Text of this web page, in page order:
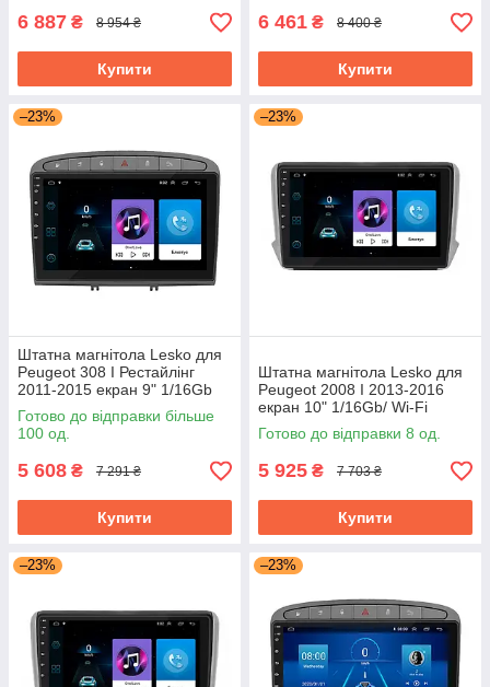
6 887 ₴ 8 954 ₴
Купити
6 461 ₴ 8 400 ₴
Купити
–23%
Штатна магнітола Lesko для
Peugeot 308 I Рестайлінг
2011-2015 екран 9" 1/16Gb
Grey/Wi-Fi Optima GPS
Android
Готово до відправки більше
100 од.
5 608 ₴ 7 291 ₴
Купити
–23%
Штатна магнітола Lesko для
Peugeot 2008 I 2013-2016
екран 10" 1/16Gb/ Wi-Fi
Optima GPS Android Пожо
Готово до відправки 8 од.
5 925 ₴ 7 703 ₴
Купити
–23% –23%